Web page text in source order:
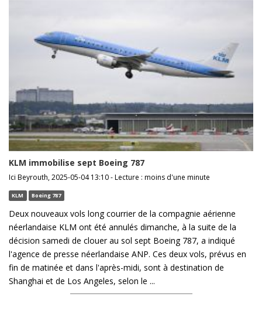
KLM immobilise sept Boeing 787
Ici Beyrouth, 2025-05-04 13:10 - Lecture : moins d'une minute
KLM Boeing 787
Deux nouveaux vols long courrier de la compagnie aérienne
néerlandaise KLM ont été annulés dimanche, à la suite de la
décision samedi de clouer au sol sept Boeing 787, a indiqué
l'agence de presse néerlandaise ANP. Ces deux vols, prévus en
fin de matinée et dans l'après-midi, sont à destination de
Shanghai et de Los Angeles, selon le ...